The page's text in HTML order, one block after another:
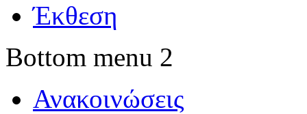
Έκθεση
Bottom menu 2
Ανακοινώσεις